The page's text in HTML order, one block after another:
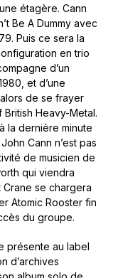
étagère. Cann
Be A Dummy avec
Puis ce sera la
en trio
d’un
et d’une
de se frayer
Heavy-Metal.
la dernière minute
Cann n’est pas
de musicien de
qui viendra
se chargera
Atomic Rooster fin
du groupe.
présente au label
d’archives